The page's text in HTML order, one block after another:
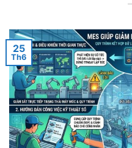
25
Th6